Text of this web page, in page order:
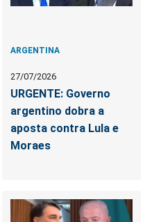
ARGENTINA
27/07/2026
URGENTE: Governo
argentino dobra a
aposta contra Lula e
Moraes